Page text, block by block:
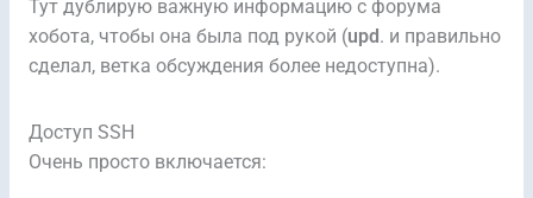
Тут дублирую важную информацию с форума
хобота, чтобы она была под рукой (upd . и правильно
сделал, ветка обсуждения более недоступна).
Доступ SSH
Очень просто включается: